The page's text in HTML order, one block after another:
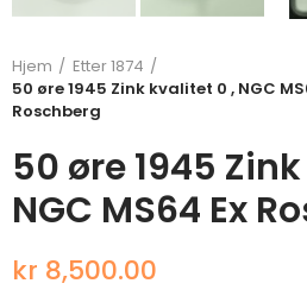
Hjem
Etter 1874
50 øre 1945 Zink kvalitet 0 , NGC
Roschberg
50 øre 1945
NGC MS64 Ex
kr 8,500.00